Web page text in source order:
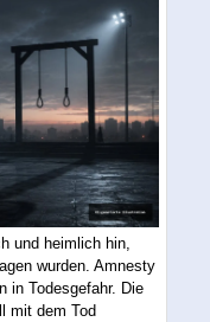
und heimlich hin,
wurden. Amnesty
in Todesgefahr. Die
mit dem Tod